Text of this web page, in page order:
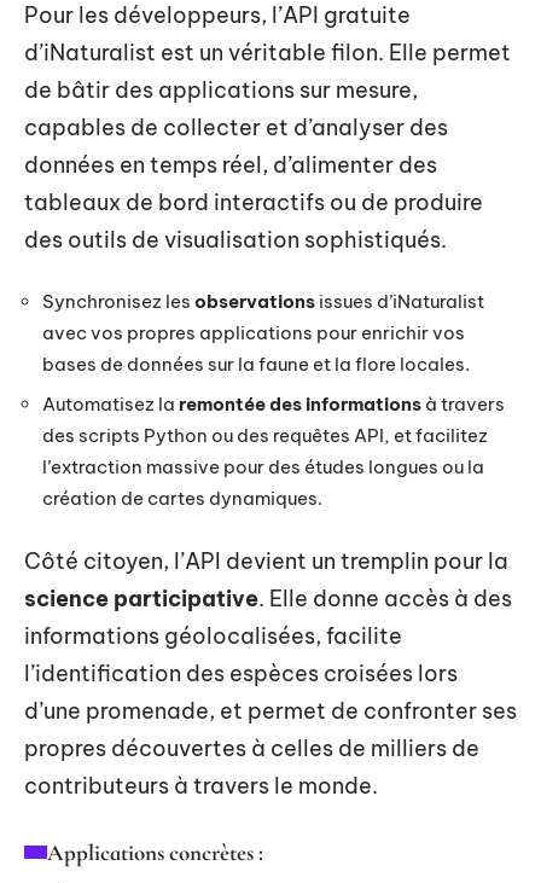
Pour les développeurs, l’API gratuite
d’iNaturalist est un véritable filon. Elle permet
de bâtir des applications sur mesure,
capables de collecter et d’analyser des
données en temps réel, d’alimenter des
tableaux de bord interactifs ou de produire
des outils de visualisation sophistiqués.
Synchronisez les observations issues d’iNaturalist
avec vos propres applications pour enrichir vos
bases de données sur la faune et la flore locales.
Automatisez la remontée des informations à travers
des scripts Python ou des requêtes API, et facilitez
l’extraction massive pour des études longues ou la
création de cartes dynamiques.
Côté citoyen, l’API devient un tremplin pour la
science participative. Elle donne accès à des
informations géolocalisées, facilite
l’identification des espèces croisées lors
d’une promenade, et permet de confronter ses
propres découvertes à celles de milliers de
contributeurs à travers le monde.
Applications concrètes :